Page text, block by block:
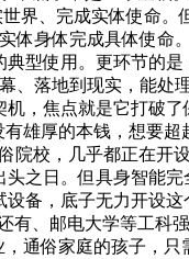
界、完成实体使命。
体身体完成具体使命
型使用。更环节的
、落地到现实，能处
，焦点就是它打破
雄厚的本钱，想要
校，几乎都正在开
之日。但具身智能
备，底子无力开设
有、邮电大学等工科
通俗家庭的孩子，